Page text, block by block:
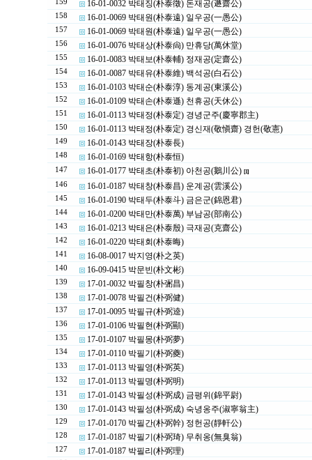
159 16-01-0032 박태징(朴泰徵) 돈재공(遯齋公)
158 16-01-0069 박태원(朴泰遠) 일우공(一愚公)
157 16-01-0069 박태원(朴泰遠) 일우공(一愚公)
156 16-01-0076 박태상(朴泰尙) 만휴당(萬休堂)
155 16-01-0083 박태보(朴泰輔) 정재공(定齋公)
154 16-01-0087 박태유(朴泰維) 백석공(白石公)
153 16-01-0103 박태순(朴泰淳) 동계공(東溪公)
152 16-01-0109 박태손(朴泰遜) 천휴공(天休公)
151 16-01-0113 박태정(朴泰定) 경녕군주(慶寧郡主)
150 16-01-0113 박태정(朴泰定) 경신재(敬愼齋) 경헌(敬憲)
149 16-01-0143 박태장(朴泰長)
148 16-01-0169 박태항(朴泰恒)
147 16-01-0177 박태초(朴泰初) 아천공(鵝川公) [1]
146 16-01-0187 박태창(朴泰昌) 운계공(雲溪公)
145 16-01-0190 박태두(朴泰斗) 금은군(錦恩君)
144 16-01-0200 박태만(朴泰萬) 부남공(部南公)
143 16-01-0213 박태은(朴泰殷) 극재공(克齋公)
142 16-01-0220 박태회(朴泰晦)
141 16-08-0017 박지영(朴之英)
140 16-09-0415 박문빈(朴文彬)
139 17-01-0032 박필창(朴弻昌)
138 17-01-0078 박필건(朴弼健)
137 17-01-0095 박필규(朴弼逵)
136 17-01-0106 박필현(朴弼顯)
135 17-01-0107 박필몽(朴弼夢)
134 17-01-0110 박필기(朴弼夔)
133 17-01-0113 박필영(朴弼英)
132 17-01-0113 박필명(朴弼明)
131 17-01-0143 박필성(朴弼成) 금평위(錦平尉)
130 17-01-0143 박필성(朴弼成) 숙녕옹주(淑寧翁主)
129 17-01-0170 박필간(朴弼幹) 정헌공(靜軒公)
128 17-01-0187 박필기(朴弼琦) 무취옹(無臭翁)
127 17-01-0187 박필리(朴弼理)